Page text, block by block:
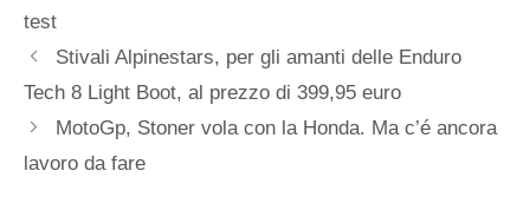
test
Stivali Alpinestars, per gli amanti delle Enduro
Tech 8 Light Boot, al prezzo di 399,95 euro
MotoGp, Stoner vola con la Honda. Ma c’é ancora
lavoro da fare